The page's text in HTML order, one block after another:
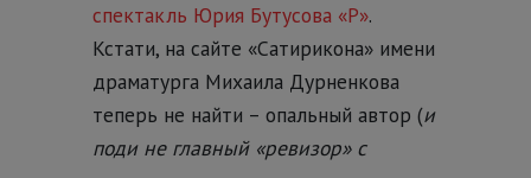
спектакль Юрия Бутусова «Р».
Кстати, на сайте «Сатирикона» имени
драматурга Михаила Дурненкова
теперь не найти – опальный автор (и
поди не главный «ревизор» с